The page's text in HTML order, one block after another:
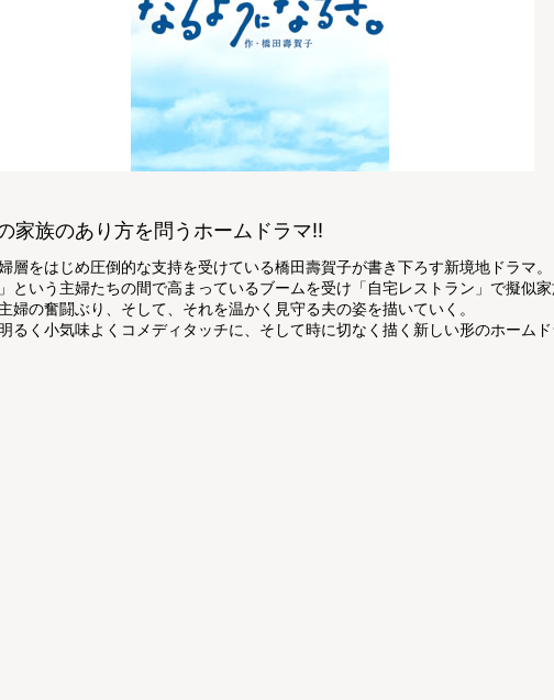
家族のあり方を問うホームドラマ!!
層をはじめ圧倒的な支持を受けている橋田壽賀子が書き下ろす新境地ドラマ。
という主婦たちの間で高まっているブームを受け「自宅レストラン」で擬似
婦の奮闘ぶり、そして、それを温かく見守る夫の姿を描いていく。
るく小気味よくコメディタッチに、そして時に切なく描く新しい形のホームド